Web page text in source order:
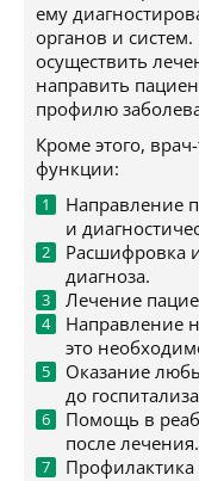
ему
органов и систем.
осуществить
направить
профилю
Кроме этого,
функции:
Направление
и
Расшифровка
диагноза.
Лечение
Направление
это
Оказание
до
Помощь в
после лечения.
Профилактика